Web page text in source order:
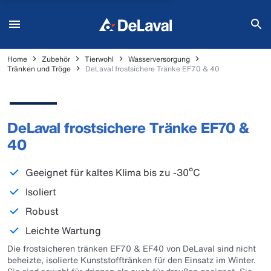
Home Zubehör Tierwohl
Wasserversorgung
Tränken und Tröge
DeLaval frostsichere Tränke EF70 & 40
DeLaval frostsichere Tränke EF70 &
40
Geeignet für kaltes Klima bis zu -30ºC
Isoliert
Robust
Leichte Wartung
Die frostsicheren tränken EF70 & EF40 von DeLaval sind nicht
beheizte, isolierte Kunststofftränken für den Einsatz im Winter.